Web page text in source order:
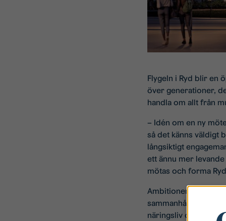
Flygeln i Ryd blir en
över generationer,
handla om allt från
– Idén om en ny
så det känns väldigt
långsiktigt
ett ännu mer
mötas och forma
Ambitionen är att
sammanhållande
näringsliv och